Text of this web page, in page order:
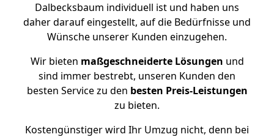
Dalbecksbaum individuell ist und haben uns
daher darauf eingestellt, auf die Bedürfnisse und
Wünsche unserer Kunden einzugehen.
Wir bieten maßgeschneiderte Lösungen und
sind immer bestrebt, unseren Kunden den
besten Service zu den besten Preis-Leistungen
zu bieten.
Kostengünstiger wird Ihr Umzug nicht, denn bei